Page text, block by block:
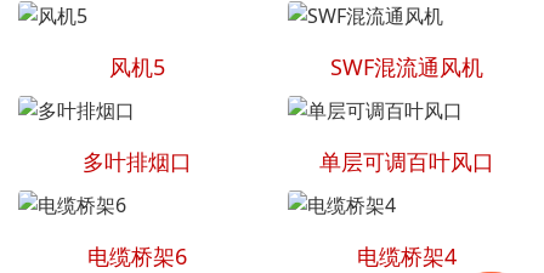
风机5 SWF混流通风机
多叶排烟口 单层可调百叶风口
电缆桥架6 电缆桥架4